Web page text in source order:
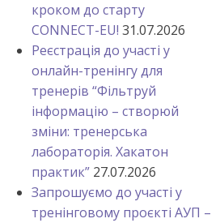
кроком до старту
CONNECT-EU! 31.07.2026
Реєстрація до участі у
онлайн-тренінгу для
тренерів “Фільтруй
інформацію – створюй
зміни: тренерська
лабораторія. Хакатон
практик” 27.07.2026
Запрошуємо до участі у
тренінговому проєкті АУП –